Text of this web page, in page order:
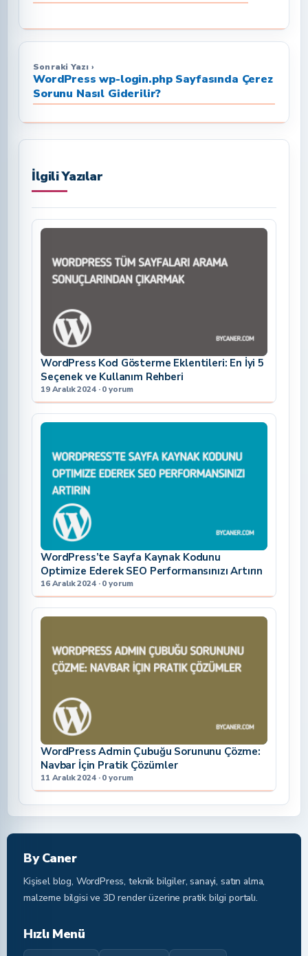
Sonraki Yazı ›
WordPress wp-login.php Sayfasında Çerez
Sorunu Nasıl Giderilir?
İlgili Yazılar
WordPress Kod Gösterme Eklentileri: En İyi 5
Seçenek ve Kullanım Rehberi
19 Aralık 2024 · 0 yorum
WordPress’te Sayfa Kaynak Kodunu
Optimize Ederek SEO Performansınızı Artırın
16 Aralık 2024 · 0 yorum
WordPress Admin Çubuğu Sorununu Çözme:
Navbar İçin Pratik Çözümler
11 Aralık 2024 · 0 yorum
By Caner
Kişisel blog, WordPress, teknik bilgiler, sanayi, satın alma,
malzeme bilgisi ve 3D render üzerine pratik bilgi portalı.
Hızlı Menü